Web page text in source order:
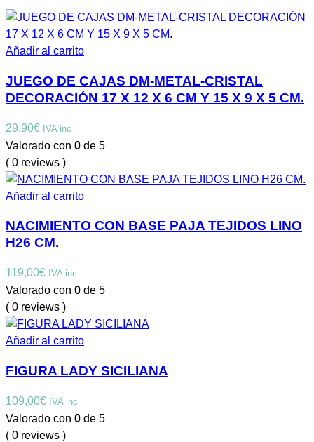
Añadir al carrito
JUEGO DE CAJAS DM-METAL-CRISTAL
DECORACIÓN 17 X 12 X 6 CM Y 15 X 9 X 5 CM.
29,90€ IVA inc
Valorado con 0 de 5
( 0 reviews )
Añadir al carrito
NACIMIENTO CON BASE PAJA TEJIDOS LINO
H26 CM.
119,00€ IVA inc
Valorado con 0 de 5
( 0 reviews )
Añadir al carrito
FIGURA LADY SICILIANA
109,00€ IVA inc
Valorado con 0 de 5
( 0 reviews )